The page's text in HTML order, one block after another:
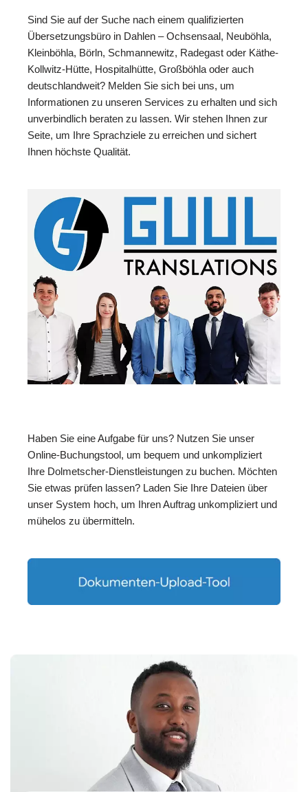
Sind Sie auf der Suche nach einem qualifizierten
Übersetzungsbüro in Dahlen – Ochsensaal, Neuböhla,
Kleinböhla, Börln, Schmannewitz, Radegast oder Käthe-
Kollwitz-Hütte, Hospitalhütte, Großböhla oder auch
deutschlandweit? Melden Sie sich bei uns, um
Informationen zu unseren Services zu erhalten und sich
unverbindlich beraten zu lassen. Wir stehen Ihnen zur
Seite, um Ihre Sprachziele zu erreichen und sichert
Ihnen höchste Qualität.
Haben Sie eine Aufgabe für uns? Nutzen Sie unser
Online-Buchungstool, um bequem und unkompliziert
Ihre Dolmetscher-Dienstleistungen zu buchen. Möchten
Sie etwas prüfen lassen? Laden Sie Ihre Dateien über
unser System hoch, um Ihren Auftrag unkompliziert und
mühelos zu übermitteln.